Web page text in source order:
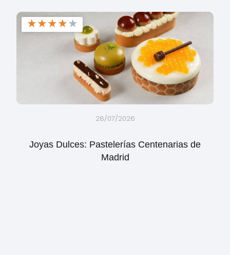
★★★★★
28/07/2026
Joyas Dulces: Pastelerías Centenarias de
Madrid